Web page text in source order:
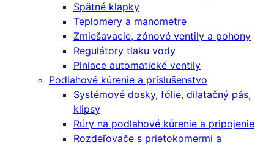
Spätné klapky
Teplomery a manometre
Zmiešavacie, zónové ventily a pohony
Regulátory tlaku vody
Plniace automatické ventily
Podlahové kúrenie a príslušenstvo
Systémové dosky, fólie, dilatačný pás,
klipsy
Rúry na podlahové kúrenie a pripojenie
Rozdeľovače s prietokomermi a